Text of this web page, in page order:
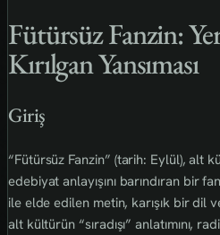
Fütürsüz Fanzin:
Kırılgan Yansıması
Giriş
“Fütürsüz Fanzin” (tarih: Eylül), alt
edebiyat anlayışını barındıran bir
ile elde edilen metin, karışık bir dil
alt kültürün “sıradışı” anlatımını,